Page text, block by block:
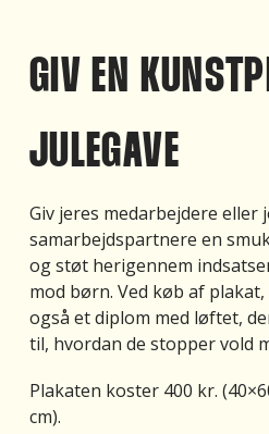
GIV EN
JULEGAVE
Giv jeres medarbejdere eller
samarbejdspartnere en
og støt herigennem
mod børn. Ved køb af
også et diplom med løftet,
til, hvordan de stopper vold
Plakaten koster 400 kr.
cm).